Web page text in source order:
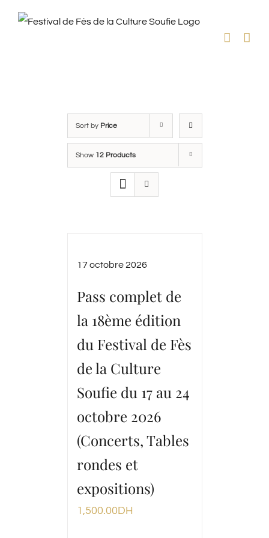
Sort by Price
Show 12 Products
17 octobre 2026
Pass complet de
la 18ème édition
du Festival de Fès
de la Culture
Soufie du 17 au 24
octobre 2026
(Concerts, Tables
rondes et
expositions)
1,500.00DH